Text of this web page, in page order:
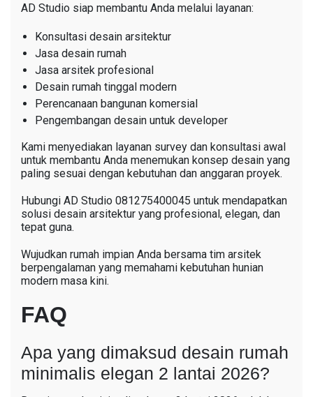
AD Studio siap membantu Anda melalui layanan:
Konsultasi desain arsitektur
Jasa desain rumah
Jasa arsitek profesional
Desain rumah tinggal modern
Perencanaan bangunan komersial
Pengembangan desain untuk developer
Kami menyediakan layanan survey dan konsultasi awal
untuk membantu Anda menemukan konsep desain yang
paling sesuai dengan kebutuhan dan anggaran proyek.
Hubungi AD Studio 081275400045 untuk mendapatkan
solusi desain arsitektur yang profesional, elegan, dan
tepat guna.
Wujudkan rumah impian Anda bersama tim arsitek
berpengalaman yang memahami kebutuhan hunian
modern masa kini.
FAQ
Apa yang dimaksud desain rumah
minimalis elegan 2 lantai 2026?